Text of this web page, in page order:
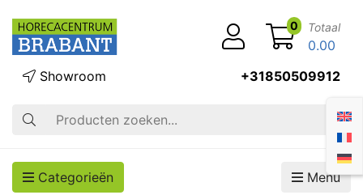
Zoek op
Showroom +31850509912
0 Totaal
0.00
Categorieën Menu